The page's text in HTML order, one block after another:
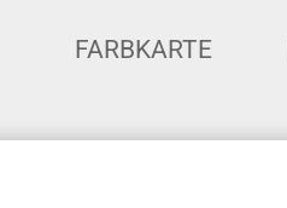
FARBKARTE